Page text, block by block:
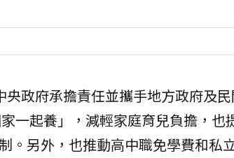
政府承擔責任並攜手地方政府及
一起養」，減輕家庭育兒負擔，也
。另外，也推動高中職免學費和私